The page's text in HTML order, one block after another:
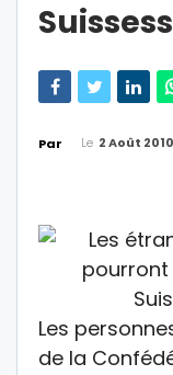
Par Le 2 Août
Les
de la